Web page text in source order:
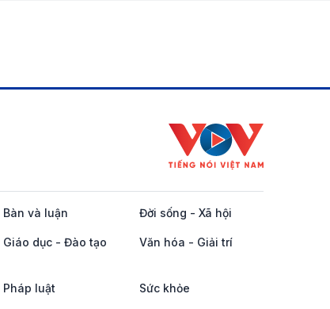
Bàn và luận Đời sống - Xã hội
Giáo dục - Đào tạo Văn hóa - Giải trí
Pháp luật Sức khỏe